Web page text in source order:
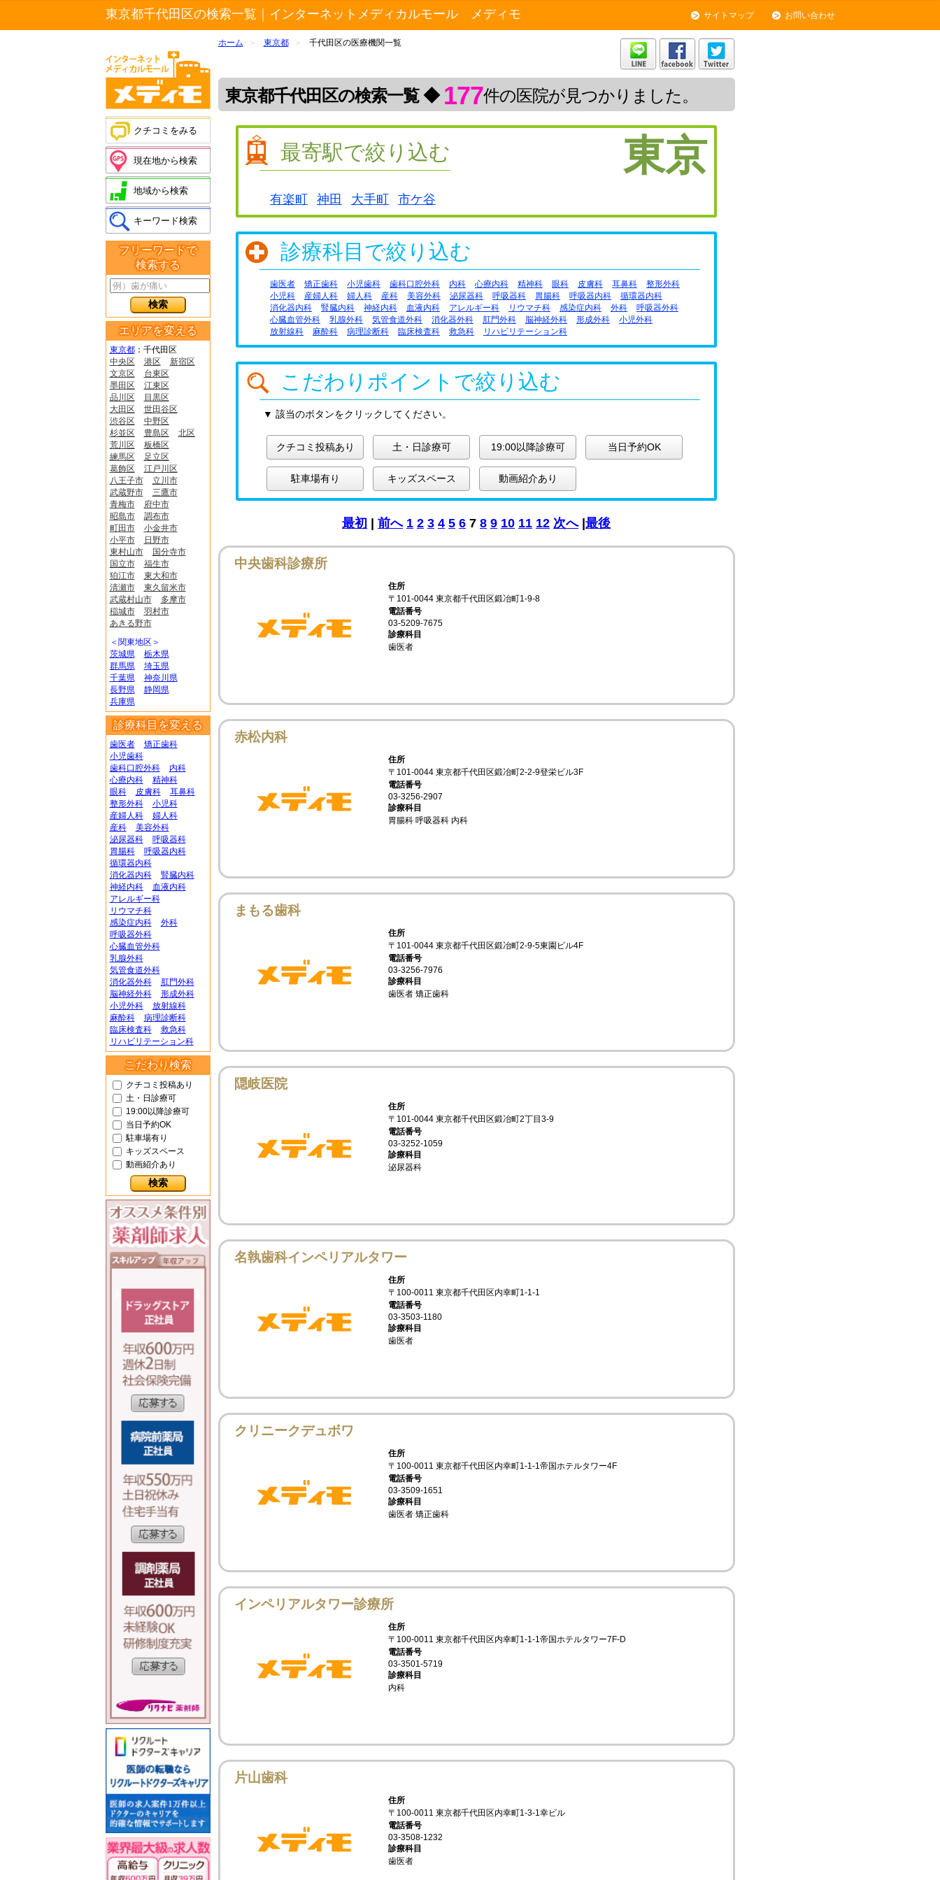
東京都千代田区の検索一覧｜インターネットメディカルモール メディモ サイトマップ お問い合わせ
クチコミをみる
現在地から検索
地域から検索
キーワード検索
フリーワードで
検索する
エリアを変える
東京都： 千代田区
中央区
港区
新宿区
文京区
台東区
墨田区
江東区
品川区
目黒区
大田区
世田谷区
渋谷区
中野区
杉並区
豊島区
北区
荒川区
板橋区
練馬区
足立区
葛飾区
江戸川区
八王子市
立川市
武蔵野市
三鷹市
青梅市
府中市
昭島市
調布市
町田市
小金井市
小平市
日野市
東村山市
国分寺市
国立市
福生市
狛江市
東大和市
清瀬市
東久留米市
武蔵村山市
多摩市
稲城市
羽村市
あきる野市
＜関東地区＞
茨城県
栃木県
群馬県
埼玉県
千葉県
神奈川県
長野県
静岡県
兵庫県
診療科目を変える
歯医者
矯正歯科
小児歯科
歯科口腔外科
内科
心療内科
精神科
眼科
皮膚科
耳鼻科
整形外科
小児科
産婦人科
婦人科
産科
美容外科
泌尿器科
呼吸器科
胃腸科
呼吸器内科
循環器内科
消化器内科
腎臓内科
神経内科
血液内科
アレルギー科
リウマチ科
感染症内科
外科
呼吸器外科
心臓血管外科
乳腺外科
気管食道外科
消化器外科
肛門外科
脳神経外科
形成外科
小児外科
放射線科
麻酔科
病理診断科
臨床検査科
救急科
リハビリテーション科
こだわり検索
クチコミ投稿あり
土・日診療可
19:00以降診療可
当日予約OK
駐車場有り
キッズスペース
動画紹介あり
ホーム > 東京都 > 千代田区の医療機関一覧
東京都千代田区の検索一覧 ◆ 177件の医院が見つかりました。
最寄駅で絞り込む 東京
有楽町 神田 大手町 市ケ谷
診療科目で絞り込む
歯医者 矯正歯科 小児歯科 歯科口腔外科 内科 心療内科 精神科 眼科 皮膚科 耳鼻科
整形外科
小児科
産婦人科 婦人科 産科 美容外科 泌尿器科 呼吸器科 胃腸科 呼吸器内科
循環器内科
消化器内科
腎臓内科 神経内科 血液内科 アレルギー科 リウマチ科 感染症内科 外科
呼吸器外科
心臓血管外科
乳腺外科 気管食道外科 消化器外科 肛門外科 脳神経外科 形成外科
小児外科
放射線科
麻酔科 病理診断科 臨床検査科 救急科 リハビリテーション科
こだわりポイントで絞り込む
▼ 該当のボタンをクリックしてください。
クチコミ投稿あり 土・日診療可 19:00以降診療可 当日予約OK
駐車場有り キッズスペース 動画紹介あり
最初 前へ 1 2 3 4 5 6 7 8 9 10 11 12 次へ| 最後
中央歯科診療所
住所
〒101-0044 東京都千代田区鍛冶町1-9-8
電話番号
03-5209-7675
診療科目
歯医者
赤松内科
住所
〒101-0044 東京都千代田区鍛冶町2-2-9登栄ビル3F
電話番号
03-3256-2907
診療科目
胃腸科 呼吸器科 内科
まもる歯科
住所
〒101-0044 東京都千代田区鍛冶町2-9-5東園ビル4F
電話番号
03-3256-7976
診療科目
歯医者 矯正歯科
隠岐医院
住所
〒101-0044 東京都千代田区鍛冶町2丁目3-9
電話番号
03-3252-1059
診療科目
泌尿器科
名執歯科インペリアルタワー
住所
〒100-0011 東京都千代田区内幸町1-1-1
電話番号
03-3503-1180
診療科目
歯医者
クリニークデュボワ
住所
〒100-0011 東京都千代田区内幸町1-1-1帝国ホテルタワー4F
電話番号
03-3509-1651
診療科目
歯医者 矯正歯科
インペリアルタワー診療所
住所
〒100-0011 東京都千代田区内幸町1-1-1帝国ホテルタワー7F-D
電話番号
03-3501-5719
診療科目
内科
片山歯科
住所
〒100-0011 東京都千代田区内幸町1-3-1幸ビル
電話番号
03-3508-1232
診療科目
歯医者